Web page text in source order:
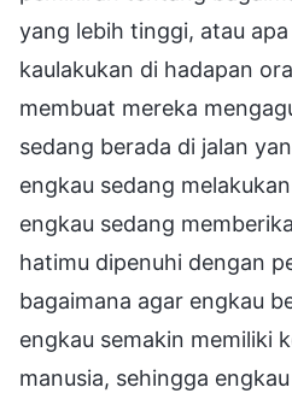
yang lebih tinggi, atau
kaulakukan di hadapan
membuat mereka
sedang berada di jalan
engkau sedang
engkau sedang
hatimu dipenuhi dengan
bagaimana agar engkau
engkau semakin memiliki
manusia, sehingga